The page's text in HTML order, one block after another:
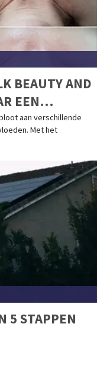
BEAUTY AND
EEN
aan verschillende
Met het
5 STAPPEN